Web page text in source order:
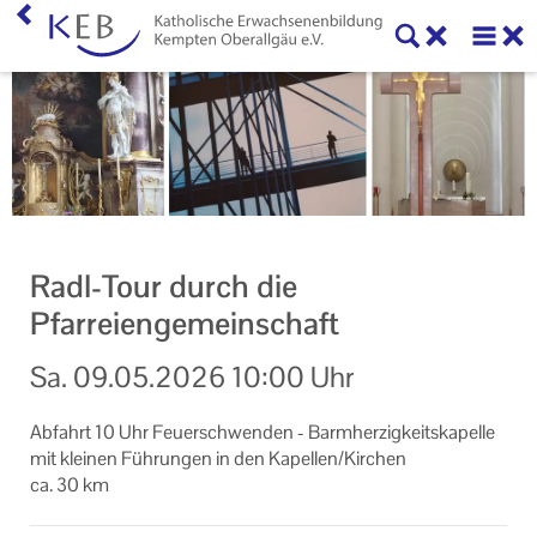
Radl-Tour durch die
Pfarreiengemeinschaft
Sa. 09.05.2026 10:00 Uhr
Ab­fahrt 10 Uhr Feu­er­schwen­den - Barm­her­zig­keits­ka­pel­le
mit klei­nen Füh­run­gen in den Ka­pel­len/Kir­chen
ca. 30 km
Home
KEB Kempten Oberallgäu
Willkommen
Die KEB als e.V.
Veranstaltungsorte der KEB Kempten Oberallgäu